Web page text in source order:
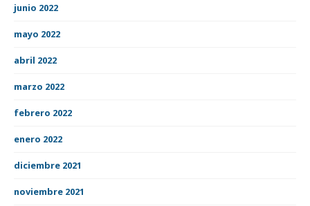
junio 2022
mayo 2022
abril 2022
marzo 2022
febrero 2022
enero 2022
diciembre 2021
noviembre 2021